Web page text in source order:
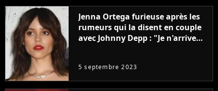
Jenna Ortega furieuse après les
rumeurs qui la disent en couple
avec Johnny Depp : "Je n'arrive
5 septembre 2023